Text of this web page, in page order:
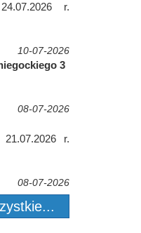
r.
10-07-2026
3
08-07-2026
r.
08-07-2026